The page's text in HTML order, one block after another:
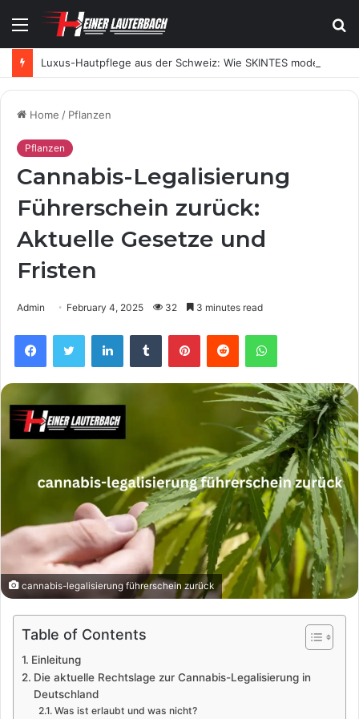
Menu
Home / Pflanzen
Pflanzen
Cannabis-Legalisierung
Führerschein zurück:
Aktuelle Gesetze und
Fristen
Admin February 4, 2025 32 3 minutes read
FacebookTwitter LinkedInTumblr PinterestReddit WhatsApp
cannabis-legalisierung führerschein zurück
Table of Contents
Einleitung
Die aktuelle Rechtslage zur Cannabis-Legalisierung in
Deutschland
Was ist erlaubt und was nicht?